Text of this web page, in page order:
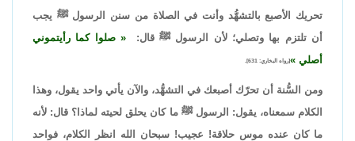
تحريك الأصبع بالتشهُّد وأنت في الصلاة من سنن الرسول ﷺ يجب
أن تلتزم بها وتصلي؛ لأن الرسول ﷺ قال:
صلوا كما رأيتموني
أصلي
[رواه البخاري: 631].
ومن السُّنة أن تحرّك أصبعك في التشهُّد، والآن يأتي واحد يقول، وهذا
الكلام سمعناه، يقول: الرسول ﷺ ما كان يحلق لحيته لماذا؟ قال: لأنه
ما كان عنده موس حلاقة! عجيب! سبحان الله انظر الكلام، فواحد